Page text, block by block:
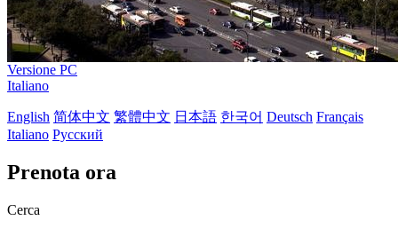
Versione PC
Italiano
English 简体中文 繁體中文 日本語 한국어 Deutsch Français
Italiano Русский
Prenota ora
Cerca